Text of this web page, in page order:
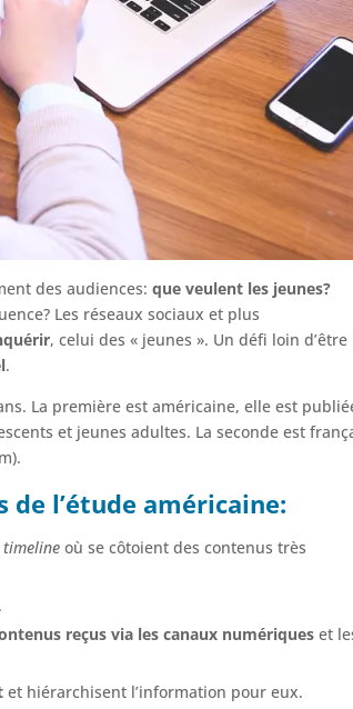
des audiences: que veulent les jeunes?
Les réseaux sociaux et plus
, celui des « jeunes ». Un défi loin d’être
.
La première est américaine, elle est
et jeunes adultes. La seconde est
de l’étude américaine:
timeline où se côtoient des contenus très
reçus via les canaux numériques et
et hiérarchisent l’information pour eux.